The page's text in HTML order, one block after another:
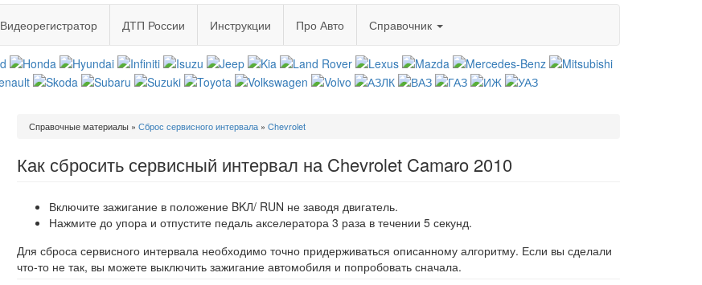
Видеорегистратор ДТП России Инструкции Про Авто Справочник
Вы
Справочные материалы » Сброс сервисного интервала » Chevrolet
Как сбросить сервисный интервал на Chevrolet Camaro 2010
Включите зажигание в положение BKЛ/ RUN не заводя двигатель.
Нажмите до упора и отпустите педаль акселератора 3 раза в течении 5 секунд.
Для сброса сервисного интервала необходимо точно придерживаться описанному алгоритму. Если вы сделали
что-то не так, вы можете выключить зажигание автомобиля и попробовать сначала.